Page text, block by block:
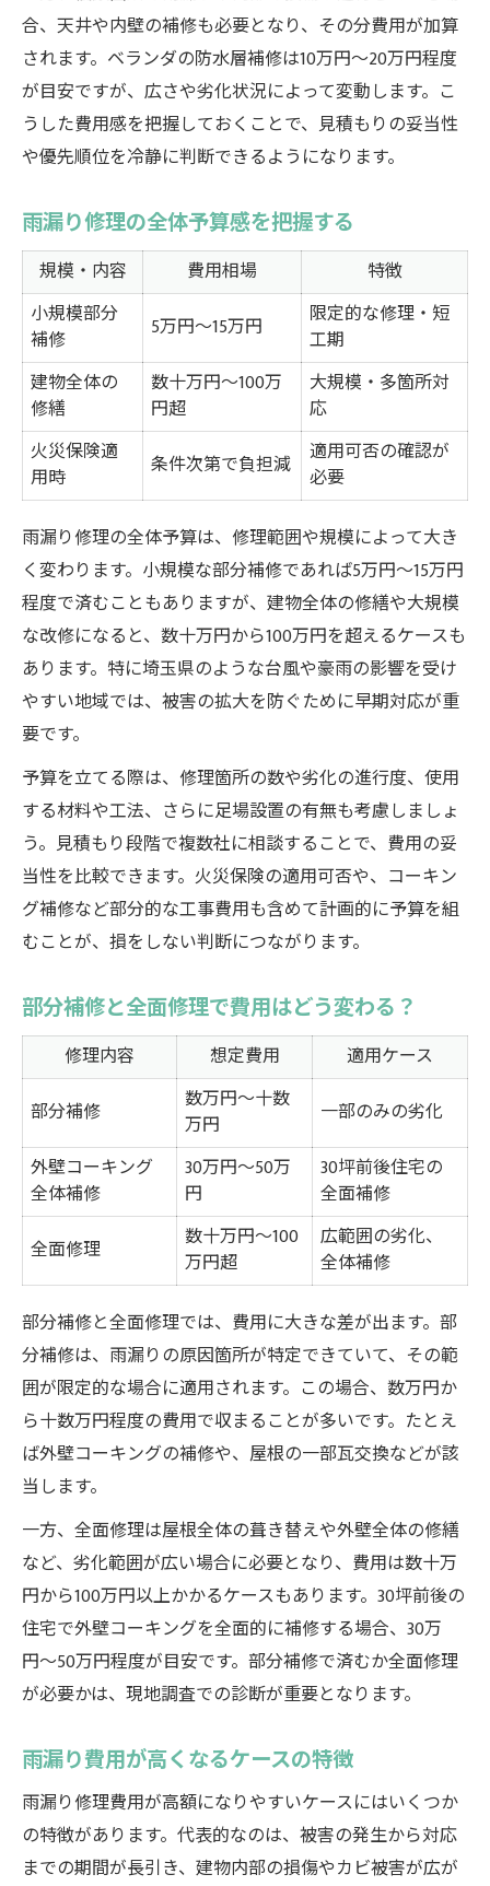
30坪住宅・雨漏りコーキング費用相場表
増し打ちと打ち替えの費用比較
外壁コーキング修理のm単価を知る
コーキング補修費用が高額になる要因
適正な雨漏り修理へ安心の判断基準
安心できる雨漏り修理の選び方チェック表
悪質業者を避けるための見分け方
修理保証やアフターフォローの重要性
相場を基準にした適正判断のポイント
見積もりから契約までの流れを整理
合、天井や内壁の補修も必要となり、その分費用が加算
されます。ベランダの防水層補修は10万円〜20万円程度
が目安ですが、広さや劣化状況によって変動します。こ
うした費用感を把握しておくことで、見積もりの妥当性
や優先順位を冷静に判断できるようになります。
雨漏り修理の全体予算感を把握する
規模・内容 費用相場
特徴
小規模部分
補修
5万円〜15万円
限定的な修理・短
工期
建物全体の
修繕
数十万円〜100万
円超
大規模・多箇所対
応
火災保険適
用時
条件次第で負担減
適用可否の確認が
必要
雨漏り修理の全体予算は、修理範囲や規模によって大き
く変わります。小規模な部分補修であれば5万円〜15万円
程度で済むこともありますが、建物全体の修繕や大規模
な改修になると、数十万円から100万円を超えるケースも
あります。特に埼玉県のような台風や豪雨の影響を受け
やすい地域では、被害の拡大を防ぐために早期対応が重
要です。
予算を立てる際は、修理箇所の数や劣化の進行度、使用
する材料や工法、さらに足場設置の有無も考慮しましょ
う。見積もり段階で複数社に相談することで、費用の妥
当性を比較できます。火災保険の適用可否や、コーキン
グ補修など部分的な工事費用も含めて計画的に予算を組
むことが、損をしない判断につながります。
部分補修と全面修理で費用はどう変わる？
修理内容 想定費用
適用ケース
部分補修
数万円〜十数
万円
一部のみの劣化
外壁コーキング
全体補修
30万円〜50万
円
30坪前後住宅の
全面補修
全面修理
数十万円〜100
万円超
広範囲の劣化、
全体補修
部分補修と全面修理では、費用に大きな差が出ます。部
分補修は、雨漏りの原因箇所が特定できていて、その範
囲が限定的な場合に適用されます。この場合、数万円か
ら十数万円程度の費用で収まることが多いです。たとえ
ば外壁コーキングの補修や、屋根の一部瓦交換などが該
当します。
一方、全面修理は屋根全体の葺き替えや外壁全体の修繕
など、劣化範囲が広い場合に必要となり、費用は数十万
円から100万円以上かかるケースもあります。30坪前後の
住宅で外壁コーキングを全面的に補修する場合、30万
円〜50万円程度が目安です。部分補修で済むか全面修理
が必要かは、現地調査での診断が重要となります。
雨漏り費用が高くなるケースの特徴
雨漏り修理費用が高額になりやすいケースにはいくつか
の特徴があります。代表的なのは、被害の発生から対応
までの期間が長引き、建物内部の損傷やカビ被害が広が